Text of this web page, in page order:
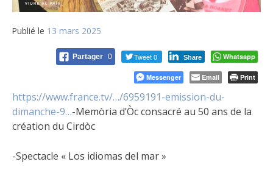
Publié le 13 mars 2025
Partager 0 Tweet 0 Share Whatsapp
Messenger Email Print
https://www.france.tv/…/6959191-emission-du-
dimanche-9…-Memòria d’Òc consacré au 50 ans de la
création du Cirdòc
-Spectacle « Los idiomas del mar »